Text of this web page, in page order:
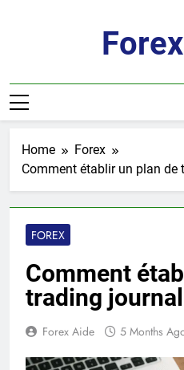
Home
Forex
Comment établir un plan de
FOREX
Comment
trading
Forex Aide 5 Months